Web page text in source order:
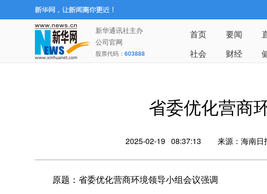
新华通讯社主办
公司官网
股票代码： 603888
首页 要闻
社会
财经
省委优化营商
2025-02-19 08:37:13 来源：海南日
原题：省委优化营商环境领导小组会议强调